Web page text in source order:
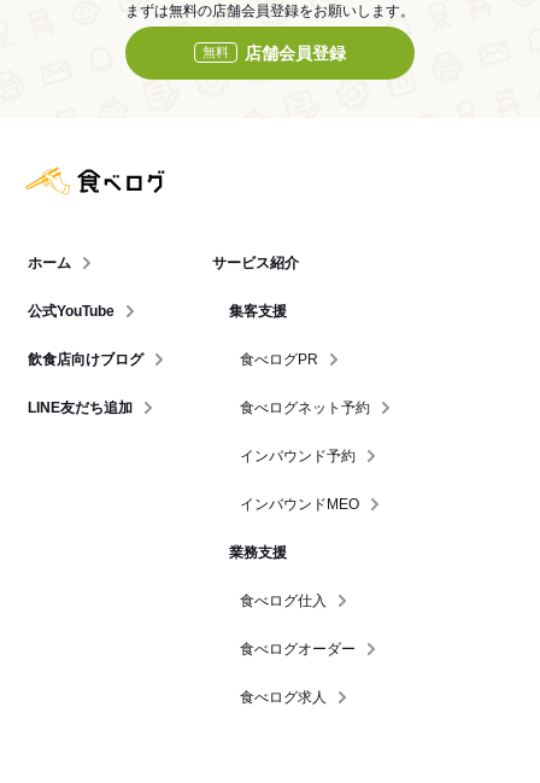
まずは無料の店舗会員登録をお願いします。
無料 店舗会員登録
ホーム
公式YouTube
飲食店向けブログ
LINE友だち追加
サービス紹介
集客支援
食べログPR
食べログネット予約
インバウンド予約
インバウンドMEO
業務支援
食べログ仕入
食べログオーダー
食べログ求人